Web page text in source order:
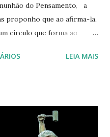
do Pensamento, a
proponho que ao afirma-la,
círculo que forma ao
que cresce e se
e tocando os círculos
formando um
LEIA MAIS